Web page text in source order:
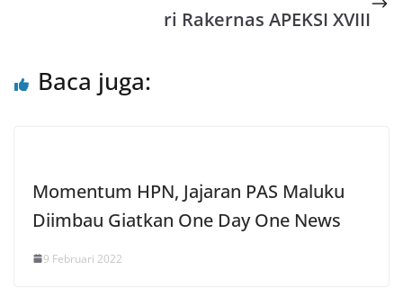
ri Rakernas APEKSI XVIII
Baca juga:
Momentum HPN, Jajaran PAS Maluku
Diimbau Giatkan One Day One News
9 Februari 2022